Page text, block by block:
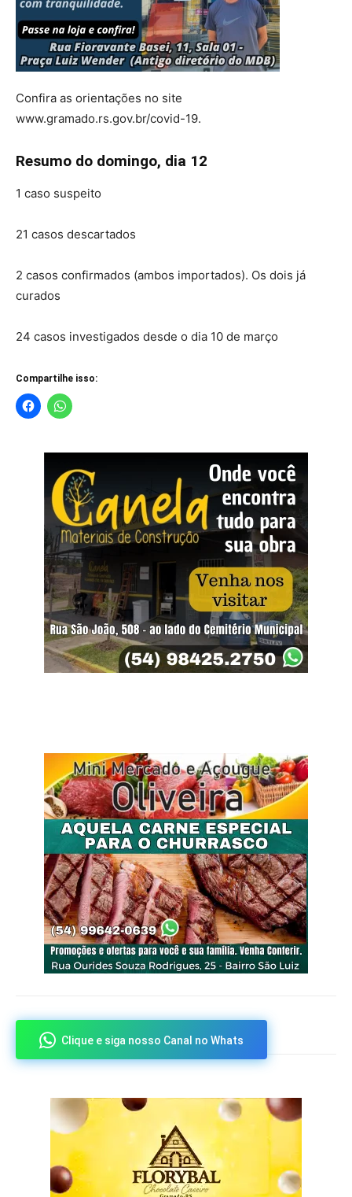
Confira as orientações no site
www.gramado.rs.gov.br/covid-19.
Resumo do domingo, dia 12
1 caso suspeito
21 casos descartados
2 casos confirmados (ambos importados). Os dois já
curados
24 casos investigados desde o dia 10 de março
Compartilhe isso:
Clique e siga nosso Canal no Whats